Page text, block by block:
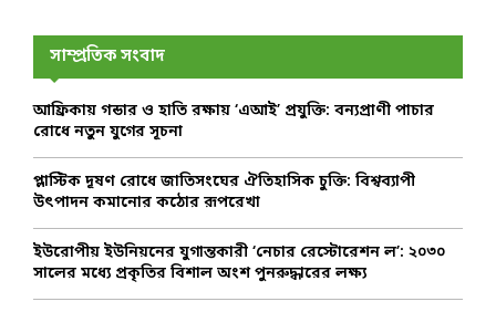
f
r
E
A
সাম্প্রতিক সংবাদ
আফ্রিকায় গন্ডার ও হাতি রক্ষায় ‘এআই’ প্রযুক্তি: বন্যপ্রাণী পাচার
রোধে নতুন যুগের সূচনা
প্লাস্টিক দূষণ রোধে জাতিসংঘের ঐতিহাসিক চুক্তি: বিশ্বব্যাপী
উৎপাদন কমানোর কঠোর রূপরেখা
ইউরোপীয় ইউনিয়নের যুগান্তকারী ‘নেচার রেস্টোরেশন ল’: ২০৩০
সালের মধ্যে প্রকৃতির বিশাল অংশ পুনরুদ্ধারের লক্ষ্য